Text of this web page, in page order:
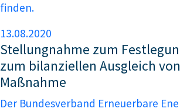
finden.
13.08.2020
Stellungnahme zum
zum bilanziellen Ausgleich
Maßnahme
Der Bundesverband Erneuerbare